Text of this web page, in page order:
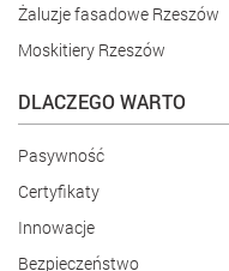
Żaluzje fasadowe Rzeszów
Moskitiery Rzeszów
DLACZEGO WARTO
Pasywność
Certyfikaty
Innowacje
Bezpieczeństwo